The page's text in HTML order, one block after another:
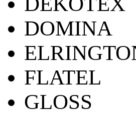
DOMINA
FLATEL
GLOSS